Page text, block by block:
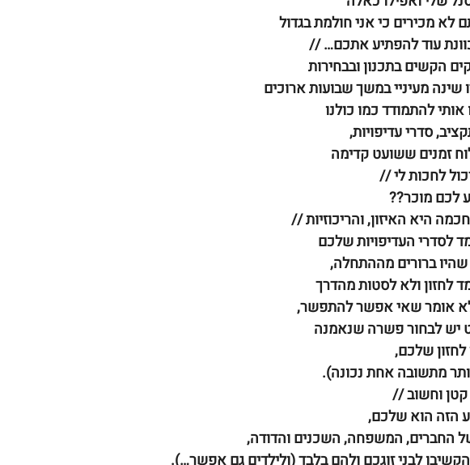
לא מכירים כי אני חולמת בגדול
עוד להפתיע אתכם… //
הקשים בתכנון ובבחירות
שינה מעיניי במשך שבועות ארוכים
להתמודד כמו כולנו
סדרי עדיפויות,
זמנים ששועט קדימה
לחכות לי //
לכם מוכר??
היא האיזון, והריכוזיות //
לסדרי העדיפויות שלכם
ברורים מההתחלה,
לחזון ולא לסטות מהדרך
אומר שאי אפשר להתפשר,
יש לבחור פשרה שנאמנה
לחזון שלכם,
מתשובה אחת נכונה).
קטן וחשוב //
הזה הוא שלכם,
החברים, המשפחה, השכנים והדודה,